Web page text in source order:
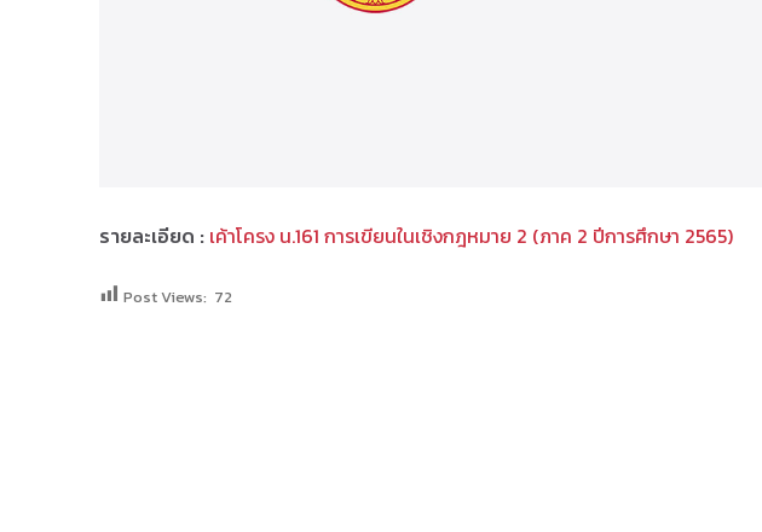
รายละเอียด : เค้าโครง น.161 การเขียนในเชิงกฎหมาย 2 (ภาค 2 ปีการศึกษา 2565)
Post Views: 72